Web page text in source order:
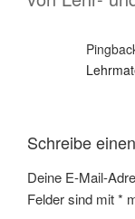
Schreibe
Deine E-Mail-
Felder sind mit*